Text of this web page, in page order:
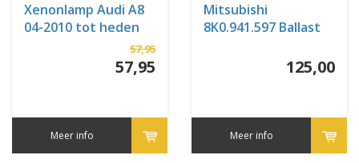
Xenonlamp Audi A8
04-2010 tot heden
57,95
57,95
Meer info
Mitsubishi
8K0.941.597 Ballast
125,00
Meer info